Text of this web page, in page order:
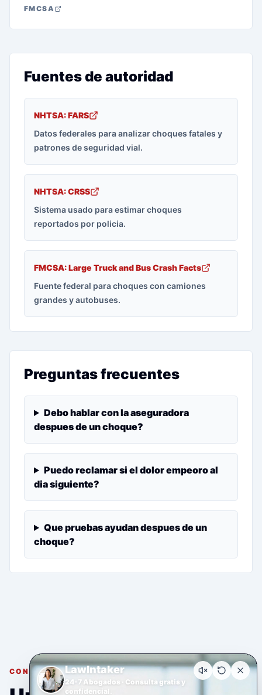
FMCSA
Fuentes de autoridad
NHTSA: FARS
Datos federales para analizar choques fatales y
patrones de seguridad vial.
NHTSA: CRSS
Sistema usado para estimar choques
reportados por policia.
FMCSA: Large Truck and Bus Crash Facts
Fuente federal para choques con camiones
grandes y autobuses.
Preguntas frecuentes
Debo hablar con la aseguradora
despues de un choque?
Puedo reclamar si el dolor empeoro al
dia siguiente?
Que pruebas ayudan despues de un
choque?
CONSULTA GRATUITA Y CONFIDENCIAL
LawIntaker
24-7 Abogados · Consulta gratis y
confidencial.